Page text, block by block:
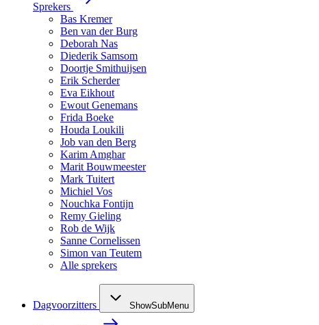
Sprekers
Bas Kremer
Ben van der Burg
Deborah Nas
Diederik Samsom
Doortje Smithuijsen
Erik Scherder
Eva Eikhout
Ewout Genemans
Frida Boeke
Houda Loukili
Job van den Berg
Karim Amghar
Marit Bouwmeester
Mark Tuitert
Michiel Vos
Nouchka Fontijn
Remy Gieling
Rob de Wijk
Sanne Cornelissen
Simon van Teutem
Alle sprekers
Dagvoorzitters ShowSubMenu